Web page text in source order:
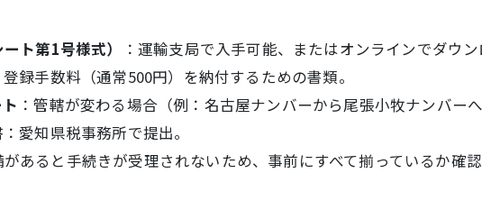
ト第1号様式）
：運輸支局で入手可能、またはオンラインでダウン
登録手数料（通常500円）を納付するための書類。
：管轄が変わる場合（例：名古屋ナンバーから尾張小牧ナンバー
：愛知県税事務所で提出。
があると手続きが受理されないため、事前にすべて揃っているか確認